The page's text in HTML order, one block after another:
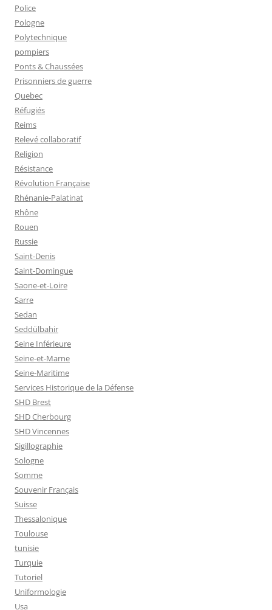
Police
Pologne
Polytechnique
pompiers
Ponts & Chaussées
Prisonniers de guerre
Quebec
Réfugiés
Reims
Relevé collaboratif
Religion
Résistance
Révolution Française
Rhénanie-Palatinat
Rhône
Rouen
Russie
Saint-Denis
Saint-Domingue
Saone-et-Loire
Sarre
Sedan
Seddülbahir
Seine Inférieure
Seine-et-Marne
Seine-Maritime
Services Historique de la Défense
SHD Brest
SHD Cherbourg
SHD Vincennes
Sigillographie
Sologne
Somme
Souvenir Français
Suisse
Thessalonique
Toulouse
tunisie
Turquie
Tutoriel
Uniformologie
Usa